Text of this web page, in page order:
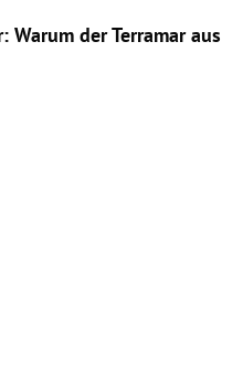
Warum der Terramar aus